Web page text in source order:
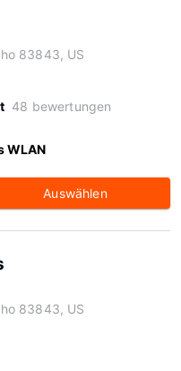
83843, US
48 bewertungen
WLAN
Auswählen
83843, US